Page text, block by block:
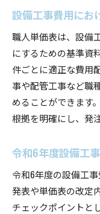
神奈川県単価
設備工事
方
職人単価
公共工事
労務単価
設備工事
設備工事
神奈川県
設備工事費用にお
職人単価表は、設備
にするための基準資
件ごとに適正な費用
事や配管工事など職
めることができます
根拠を明確にし、発
令和6年度設備工
令和6年度の設備工
発表や単価表の改定
チェックポイントと